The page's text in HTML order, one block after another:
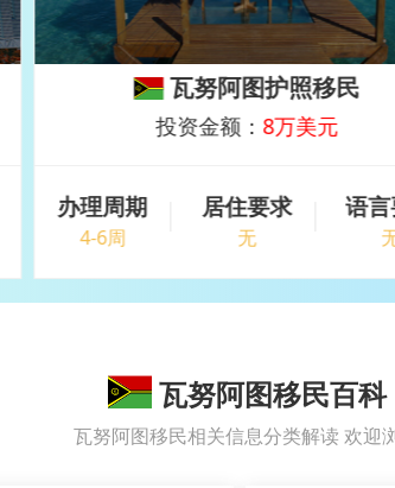
瓦努阿图护照移民
投资金额： 8万美元
办理周期
4-6周
居住要求
无
语
瓦努阿图移民百科
瓦努阿图移民相关信息分类解读 欢迎